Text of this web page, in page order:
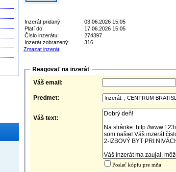
Inzerát pridaný:
03.06.2026 15:05
Platí do:
17.06.2026 15:05
Číslo inzerátu:
274397
Inzerát zobrazený:
316
Zmazat inzerát
Reagovať na inzerát
Váš email:
Predmet:
Váš text:
Poslať kópiu pre mňa